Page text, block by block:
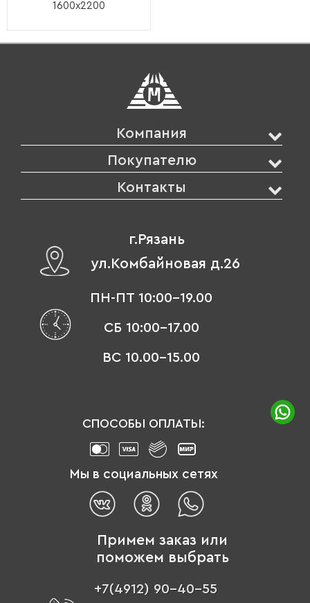
1600х2200
Компания
Покупателю
Контакты
г.Рязань
ул.Комбайновая д.26
ПН-ПТ 10:00-19.00
СБ 10:00-17.00
ВС 10.00-15.00
СПОСОБЫ ОПЛАТЫ:
Мы в социальных сетях
Примем заказ или
поможем выбрать
+7(4912) 90-40-55